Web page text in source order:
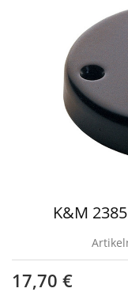
K&M
17,70 €